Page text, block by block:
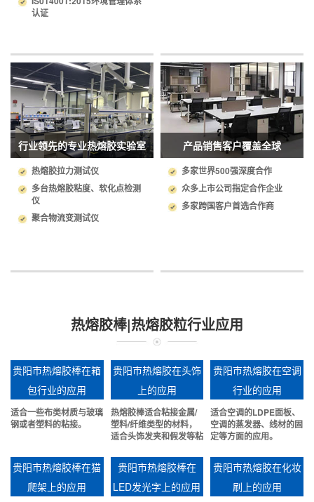
认证
行业领先的专业热熔胶实验室
热熔胶拉力测试仪
多台热熔胶粘度、软化点检测
仪
聚合物流变测试仪
产品销售客户覆盖全球
多家世界500强深度合作
众多上市公司指定合作企业
多家跨国客户首选合作商
热熔胶棒|热熔胶粒行业应用
贵阳市热熔胶棒在箱
包行业的应用
适合一些布类材质与玻璃
钢或者塑料的粘接。
贵阳市热熔胶在头饰
上的应用
热熔胶棒适合粘接金属/
塑料/纤维类型的材料，
适合头饰发夹和假发等粘
贵阳市热熔胶在空调
行业的应用
适合空调的LDPE面板、
空调的蒸发器、线材的固
定等方面的应用。
贵阳市热熔胶棒在猫
爬架上的应用
贵阳市热熔胶棒在
LED发光字上的应用
贵阳市热熔胶在化妆
刷上的应用